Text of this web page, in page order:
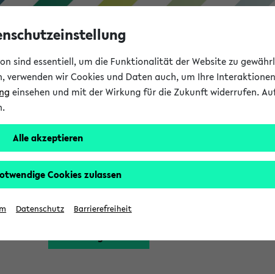
erst nach einer Anmeldung am System zur Verfügung
Bitte melden Sie sich an:
sind essentiell, um die Funktionalität der Website zu
verwenden wir Cookies und Daten auch, um Ihre
einsehen und mit der Wirkung für die Zukunft widerrufen.
Alle akzeptieren
Cookies zulassen
Datenschutz Barrierefreiheit